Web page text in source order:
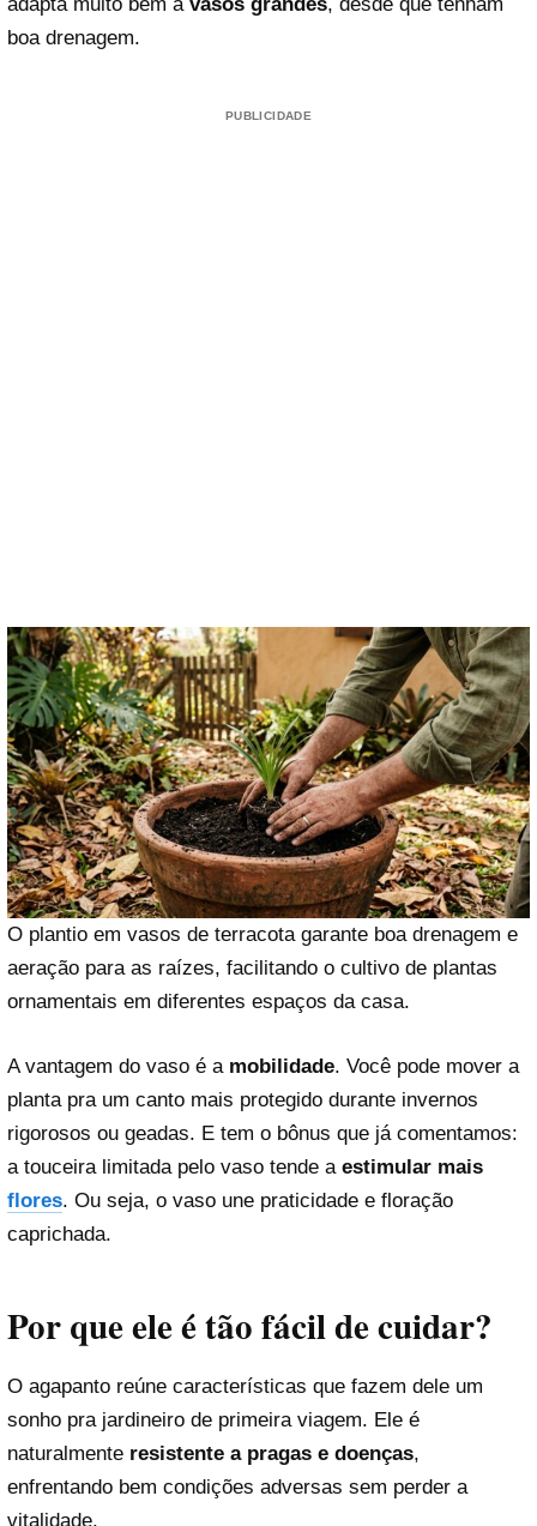
adapta muito bem a vasos grandes, desde que tenham
boa drenagem.
PUBLICIDADE
O plantio em vasos de terracota garante boa drenagem e
aeração para as raízes, facilitando o cultivo de plantas
ornamentais em diferentes espaços da casa.
A vantagem do vaso é a mobilidade. Você pode mover a
planta pra um canto mais protegido durante invernos
rigorosos ou geadas. E tem o bônus que já comentamos:
a touceira limitada pelo vaso tende a estimular mais
flores. Ou seja, o vaso une praticidade e floração
caprichada.
Por que ele é tão fácil de cuidar?
O agapanto reúne características que fazem dele um
sonho pra jardineiro de primeira viagem. Ele é
naturalmente resistente a pragas e doenças,
enfrentando bem condições adversas sem perder a
vitalidade.